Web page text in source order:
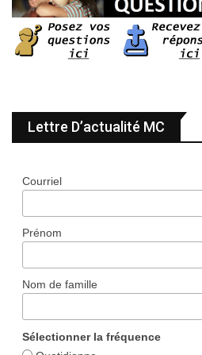
Lettre D’actualité MC
Courriel
Prénom
Nom de famille
Sélectionner la fréquence